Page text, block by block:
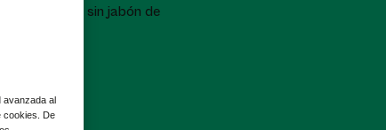
y sin jabón de
al
cookies. De